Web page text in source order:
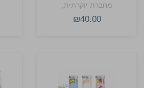
מחברת יוקרתית,
בקבוק שומר קור
₪40.00